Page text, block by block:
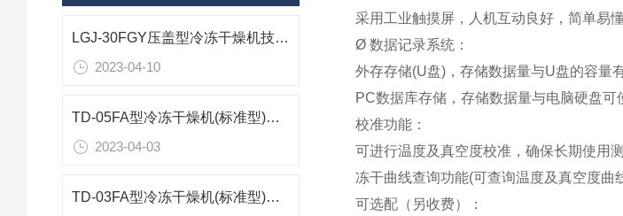
LGJ-30FGY压盖型冷冻干燥机技术参数
2023-04-10
TD-05FA型冷冻干燥机(标准型)技术参数
2023-04-03
TD-03FA型冷冻干燥机(标准型)技术参数
采用工业触摸屏，人机互动良好，简单易
Ø 数据记录系统：
外存存储(U盘)，存储数据量与U盘的容量
PC数据库存储，存储数据量与电脑硬盘可
校准功能：
可进行温度及真空度校准，确保长期使用
冻干曲线查询功能(可查询温度及真空度曲
可选配（另收费）：